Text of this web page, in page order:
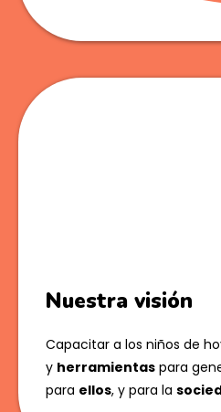
Nuestra visión
Capacitar a los niños de
y herramientas para
para ellos, y para la